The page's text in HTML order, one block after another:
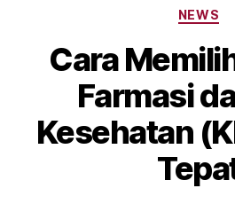
Alat
NEWS
Cara
Farmasi
Kesehatan